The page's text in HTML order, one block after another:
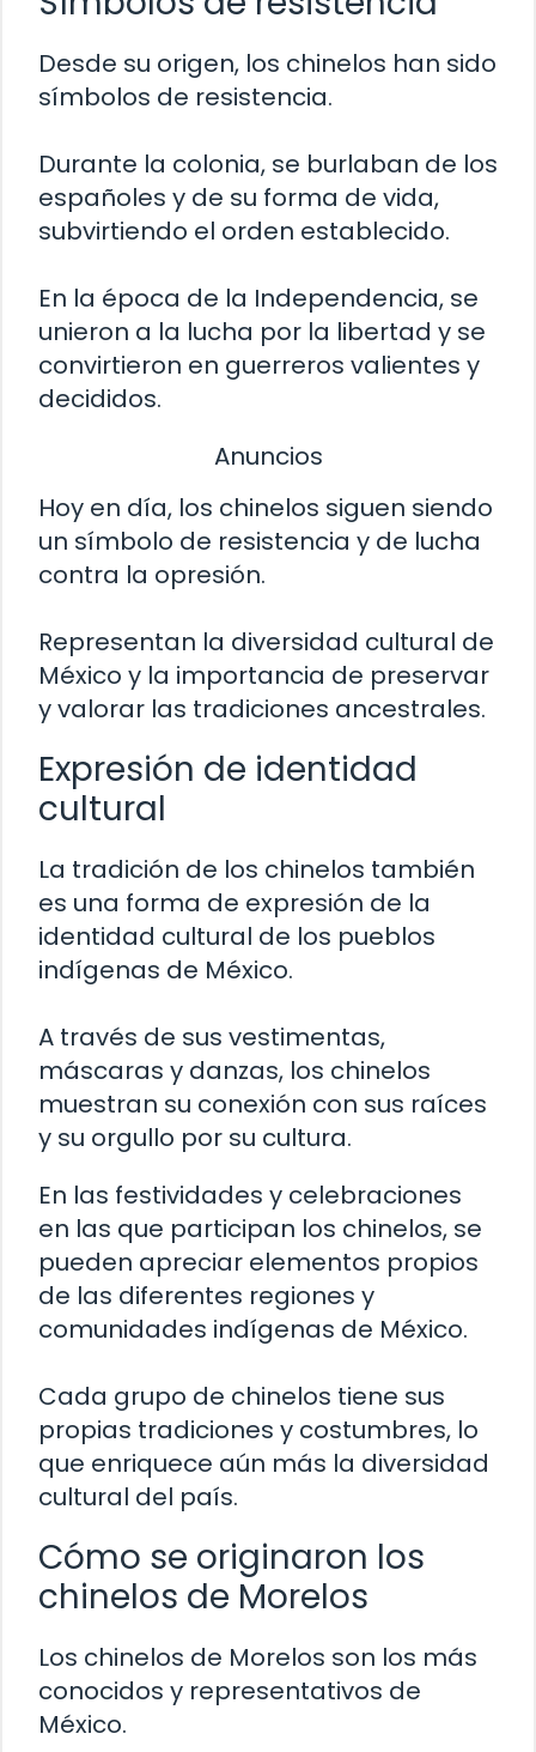
Desde su origen, los chinelos han sido
símbolos de resistencia.
Durante la colonia, se burlaban de los
españoles y de su forma de vida,
subvirtiendo el orden establecido.
En la época de la Independencia, se
unieron a la lucha por la libertad y se
convirtieron en guerreros valientes y
decididos.
Anuncios
Hoy en día, los chinelos siguen siendo
un símbolo de resistencia y de lucha
contra la opresión.
Representan la diversidad cultural de
México y la importancia de preservar
y valorar las tradiciones ancestrales.
Expresión de identidad
cultural
La tradición de los chinelos también
es una forma de expresión de la
identidad cultural de los pueblos
indígenas de México.
A través de sus vestimentas,
máscaras y danzas, los chinelos
muestran su conexión con sus raíces
y su orgullo por su cultura.
En las festividades y celebraciones
en las que participan los chinelos, se
pueden apreciar elementos propios
de las diferentes regiones y
comunidades indígenas de México.
Cada grupo de chinelos tiene sus
propias tradiciones y costumbres, lo
que enriquece aún más la diversidad
cultural del país.
Cómo se originaron los
chinelos de Morelos
Los chinelos de Morelos son los más
conocidos y representativos de
México.